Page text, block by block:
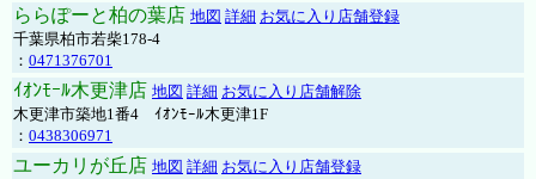
ららぽーと柏の葉店 地図 詳細 お気に入り店舗登録
千葉県柏市若柴178-4
： 0471376701
ｲｵﾝﾓｰﾙ木更津店 地図 詳細 お気に入り店舗解除
木更津市築地1番4 ｲｵﾝﾓｰﾙ木更津1F
： 0438306971
ユーカリが丘店 地図 詳細 お気に入り店舗登録